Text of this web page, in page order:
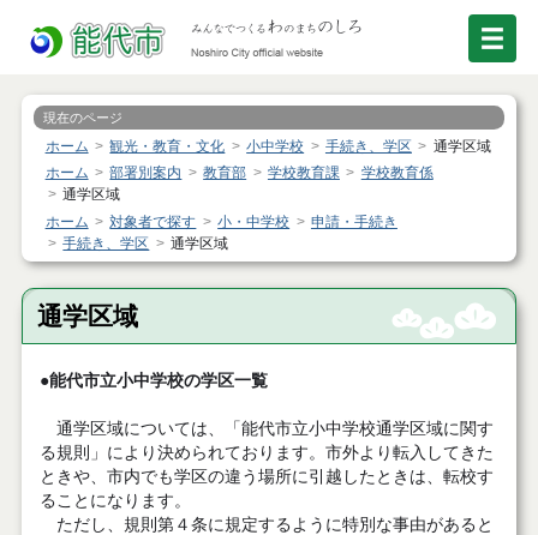
現在のページ
ホーム 観光・教育・文化 小中学校 手続き、学区
通学区域
ホーム
部署別案内 教育部 学校教育課
学校教育係
通学区域
ホーム
対象者で探す 小・中学校
申請・手続き
手続き、学区
通学区域
通学区域
●能代市立小中学校の学区一覧
通学区域については、「能代市立小中学校通学区域に関す
る規則」により決められております。市外より転入してきた
ときや、市内でも学区の違う場所に引越したときは、転校す
ることになります。
ただし、規則第４条に規定するように特別な事由があると